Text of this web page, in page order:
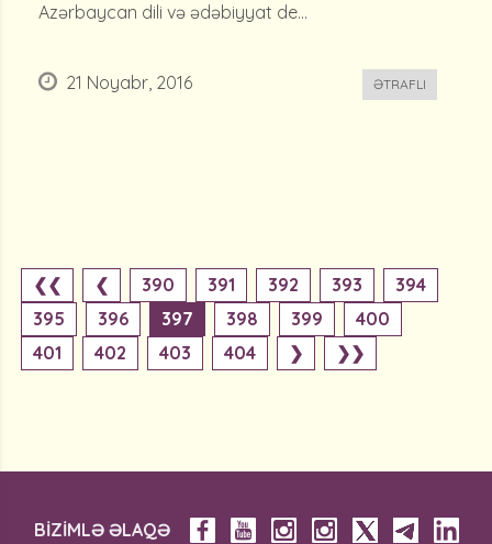
Azərbaycan dili və ədəbiyyat de...
21 Noyabr, 2016 ƏTRAFLI
❮❮ ❮ 390 391 392 393
394
395
396 397 398 399
400
401
402 403 404 ❯ ❯❯
BİZİMLƏ ƏLAQƏ